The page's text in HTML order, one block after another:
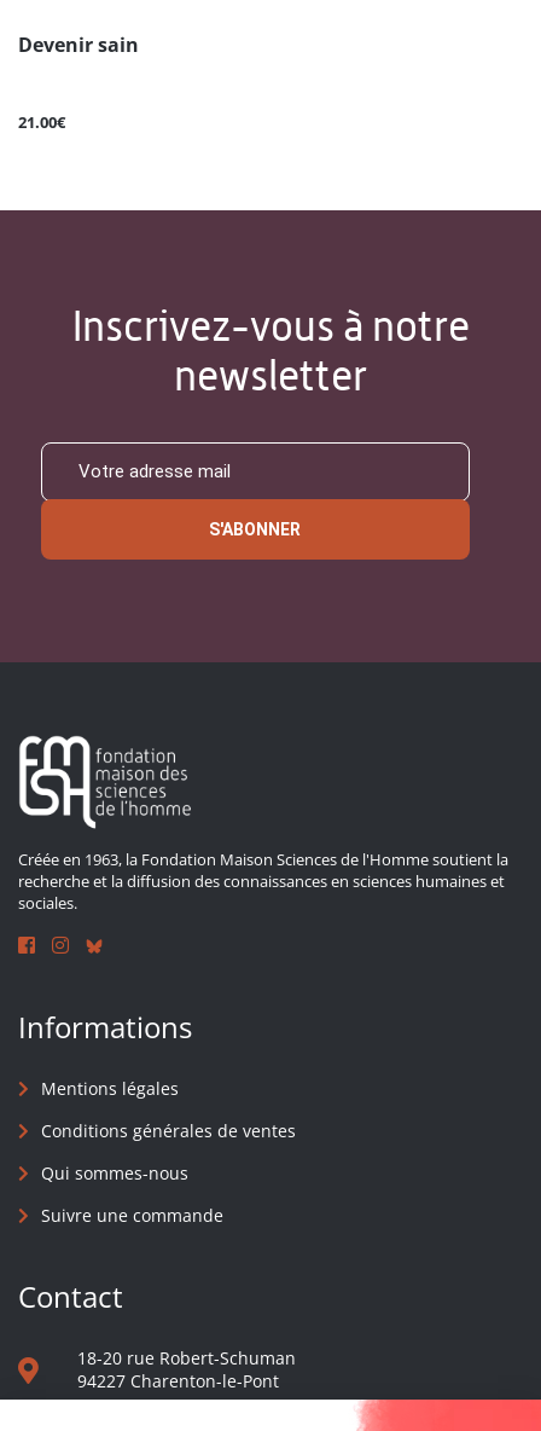
Devenir sain
21.00€
Inscrivez-vous à notre
newsletter
S'ABONNER
Créée en 1963, la Fondation Maison Sciences de l'Homme soutient la
recherche et la diffusion des connaissances en sciences humaines et
sociales.
Informations
Mentions légales
Conditions générales de ventes
Qui sommes-nous
Suivre une commande
Contact
18-20 rue Robert-Schuman
94227 Charenton-le-Pont